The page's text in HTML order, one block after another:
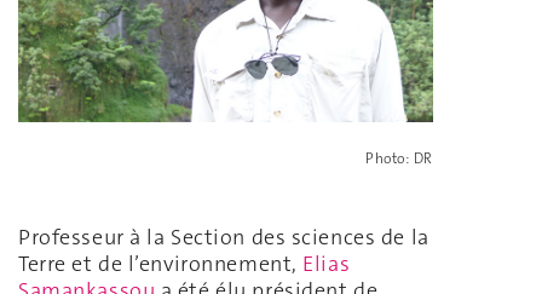
Photo: DR
Professeur à la Section des sciences de la
Terre et de l’environnement, Elias